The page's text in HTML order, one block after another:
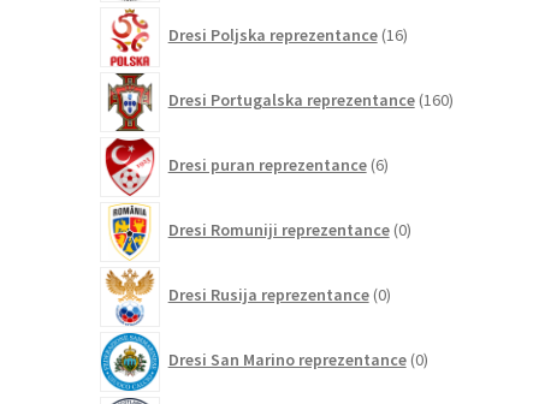
Dresi Poljska reprezentance 16izdelkov
Dresi Portugalska reprezentance 160izdelkov
Dresi puran reprezentance 6izdelkov
Dresi Romuniji reprezentance 0izdelkov
Dresi Rusija reprezentance 0izdelkov
Dresi San Marino reprezentance 0izdelkov